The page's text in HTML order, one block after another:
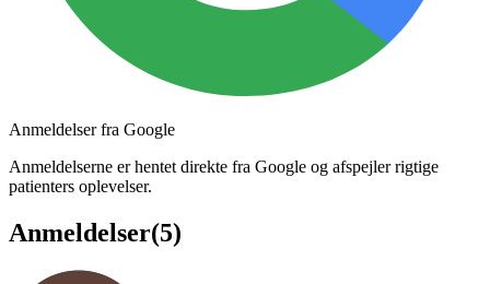
Anmeldelser fra Google
Anmeldelserne er hentet direkte fra Google og afspejler rigtige
patienters oplevelser.
Anmeldelser(5)